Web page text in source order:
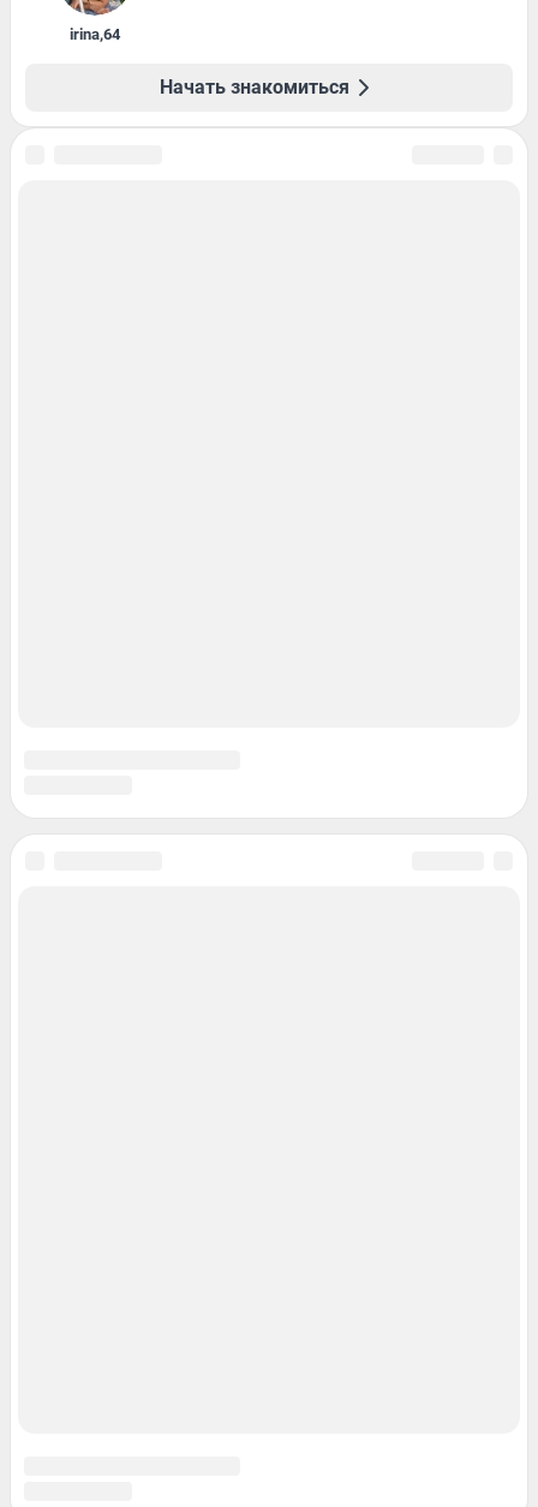
irina,64
Начать знакомиться